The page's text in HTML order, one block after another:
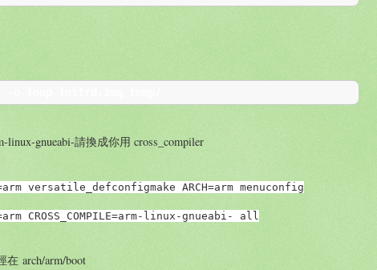
linux-gnueabi-請換成你用 cross_compiler
versatile_defconfigmake ARCH=arm menuconfig
CROSS_COMPILE=arm-linux-gnueabi- all
在 arch/arm/boot